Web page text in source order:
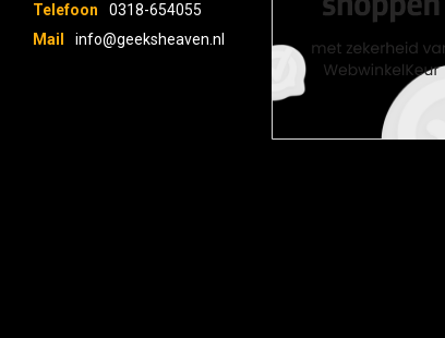
Telefoon
0318-654055
Mail
info@geeksheaven.nl